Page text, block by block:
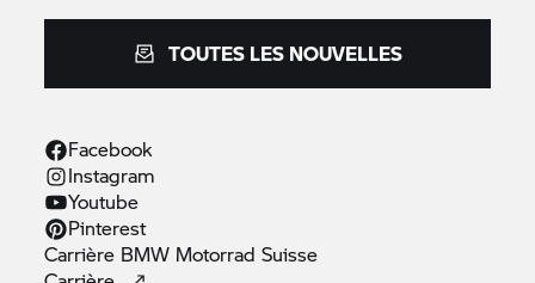
TOUTES LES NOUVELLES
Facebook
Instagram
Youtube
Pinterest
Carrière BMW Motorrad Suisse